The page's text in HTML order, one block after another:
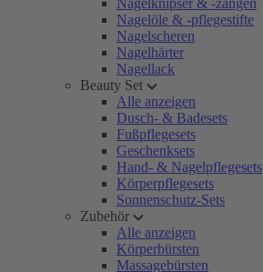
Nagelknipser & -zangen
Nagelöle & -pflegestifte
Nagelscheren
Nagelhärter
Nagellack
Beauty Set
Alle anzeigen
Dusch- & Badesets
Fußpflegesets
Geschenksets
Hand- & Nagelpflegesets
Körperpflegesets
Sonnenschutz-Sets
Zubehör
Alle anzeigen
Körperbürsten
Massagebürsten